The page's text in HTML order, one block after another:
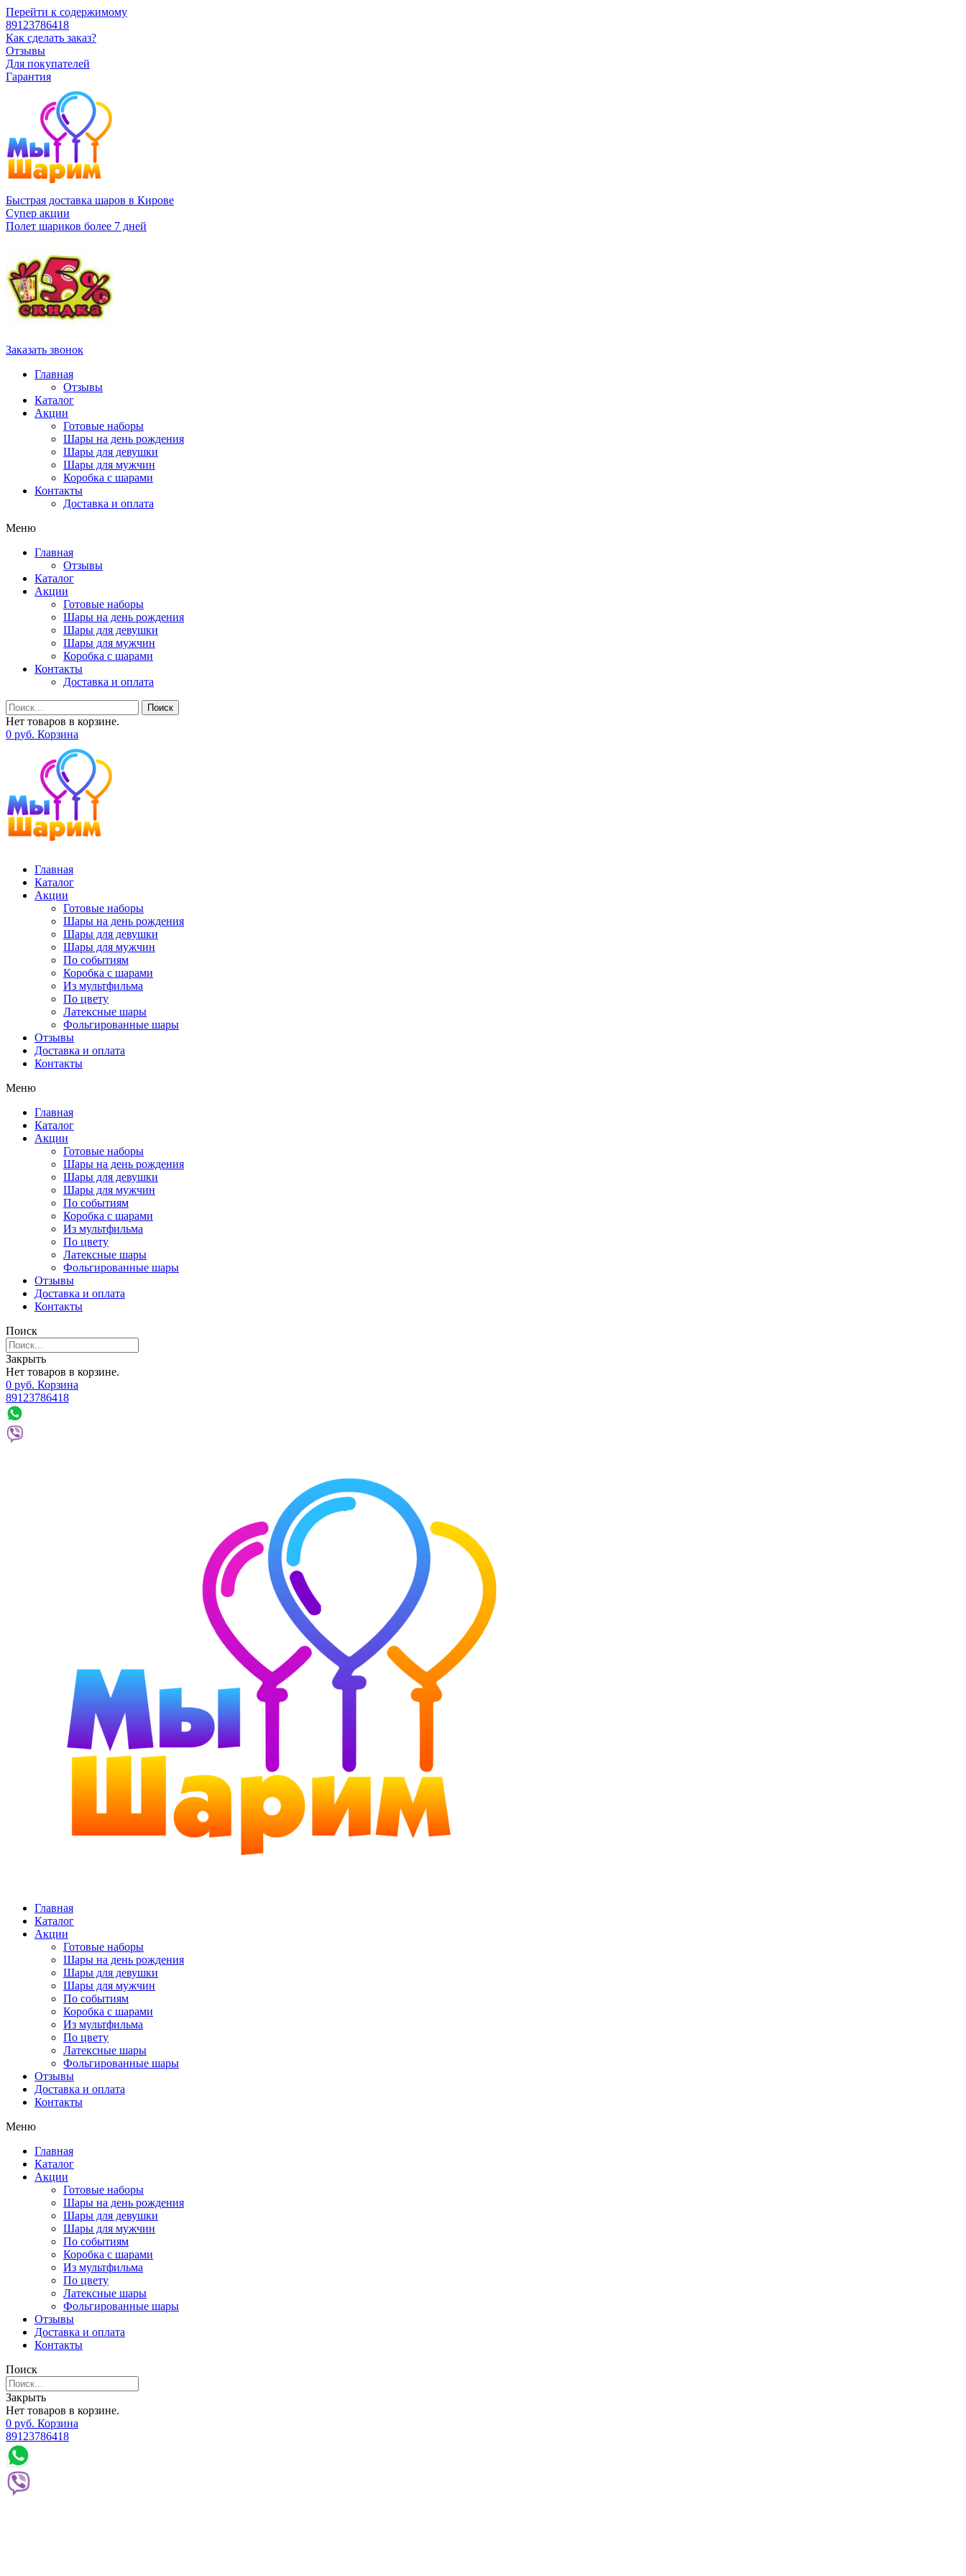
Перейти к содержимому
89123786418
Как сделать заказ?
Отзывы
Для покупателей
Гарантия
Быстрая доставка шаров в Кирове
Супер акции
Полет шариков более 7 дней
Заказать звонок
Главная
Отзывы
Каталог
Акции
Готовые наборы
Шары на день рождения
Шары для девушки
Шары для мужчин
Коробка с шарами
Контакты
Доставка и оплата
Меню
Главная
Отзывы
Каталог
Акции
Готовые наборы
Шары на день рождения
Шары для девушки
Шары для мужчин
Коробка с шарами
Контакты
Доставка и оплата
Поиск
Нет товаров в корзине.
0 руб. Корзина
Главная
Каталог
Акции
Готовые наборы
Шары на день рождения
Шары для девушки
Шары для мужчин
По событиям
Коробка с шарами
Из мультфильма
По цвету
Латексные шары
Фольгированные шары
Отзывы
Доставка и оплата
Контакты
Меню
Главная
Каталог
Акции
Готовые наборы
Шары на день рождения
Шары для девушки
Шары для мужчин
По событиям
Коробка с шарами
Из мультфильма
По цвету
Латексные шары
Фольгированные шары
Отзывы
Доставка и оплата
Контакты
Поиск
Закрыть
Нет товаров в корзине.
0 руб. Корзина
89123786418
Главная
Каталог
Акции
Готовые наборы
Шары на день рождения
Шары для девушки
Шары для мужчин
По событиям
Коробка с шарами
Из мультфильма
По цвету
Латексные шары
Фольгированные шары
Отзывы
Доставка и оплата
Контакты
Меню
Главная
Каталог
Акции
Готовые наборы
Шары на день рождения
Шары для девушки
Шары для мужчин
По событиям
Коробка с шарами
Из мультфильма
По цвету
Латексные шары
Фольгированные шары
Отзывы
Доставка и оплата
Контакты
Поиск
Закрыть
Нет товаров в корзине.
0 руб. Корзина
89123786418